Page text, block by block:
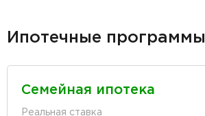
Ипотечные программы
Семейная ипотека
Реальная ставка